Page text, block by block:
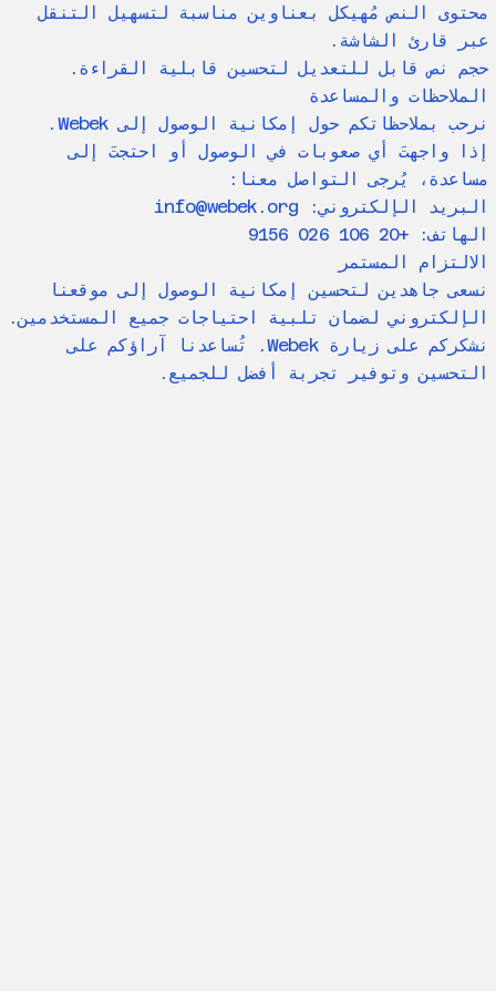
محتوى النص مُهيكل بعناوين مناسبة لتسهيل التنقل
عبر قارئ الشاشة.
حجم نص قابل للتعديل لتحسين قابلية القراءة.
الملاحظات والمساعدة
نرحب بملاحظاتكم حول إمكانية الوصول إلى Webek.
إذا واجهتَ أي صعوبات في الوصول أو احتجتَ إلى
مساعدة، يُرجى التواصل معنا:
البريد الإلكتروني: info@webek.org
الهاتف: +20 106 026 9156
الالتزام المستمر
نسعى جاهدين لتحسين إمكانية الوصول إلى موقعنا
الإلكتروني لضمان تلبية احتياجات جميع المستخدمين.
نشكركم على زيارة Webek. تُساعدنا آراؤكم على
التحسين وتوفير تجربة أفضل للجميع.